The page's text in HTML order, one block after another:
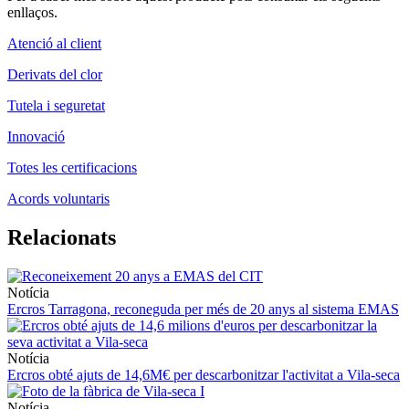
enllaços.
Atenció al client
Derivats del clor
Tutela i seguretat
Innovació
Totes les certificacions
Acords voluntaris
Relacionats
Notícia
Ercros Tarragona, reconeguda per més de 20 anys al sistema EMAS
Notícia
Ercros obté ajuts de 14,6M€ per descarbonitzar l'activitat a Vila-seca